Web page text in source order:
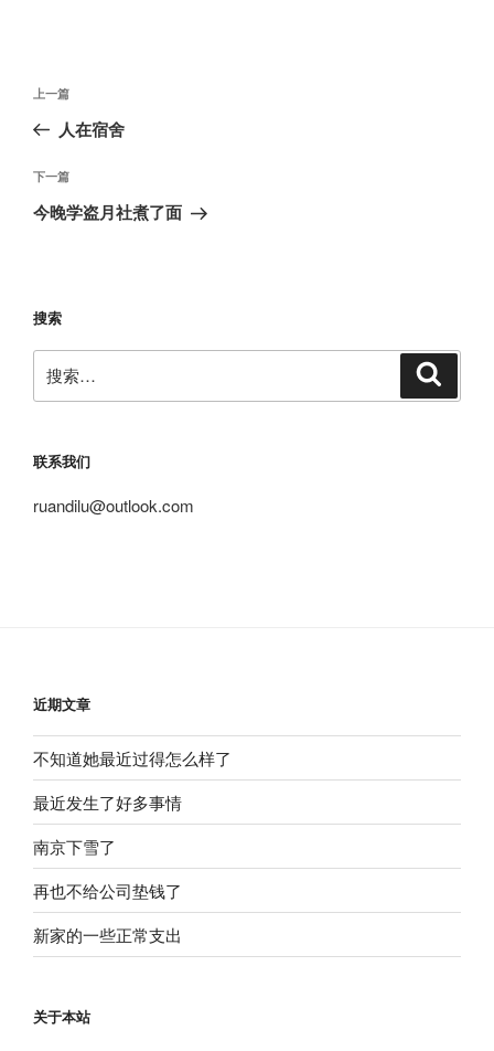
文
导
航
上
一
文
章
上一篇
人在宿舍
下
一
下一篇
今晚学盗月社煮了面
搜索
索：
联系我们
ruandilu@outlook.com
近期文章
不知道她最近过得怎么样了
最近发生了好多事情
南京下雪了
再也不给公司垫钱了
新家的一些正常支出
关于本站